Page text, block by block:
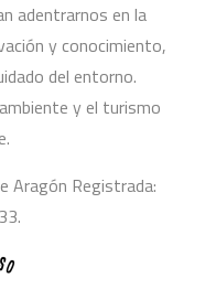
adentrarnos en la
y conocimiento,
del entorno.
y el turismo
Aragón Registrada: